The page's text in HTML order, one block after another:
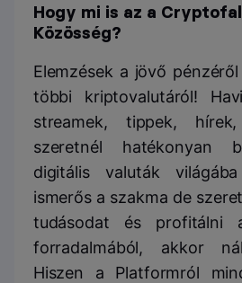
Hogy mi is az a
Közösség?
Elemzések a jövő
többi kriptovalutáról!
streamek, tippek,
szeretnél hatékonyan
digitális valuták
ismerős a szakma de
tudásodat és profitálni
forradalmából, akkor
Hiszen a Platformról